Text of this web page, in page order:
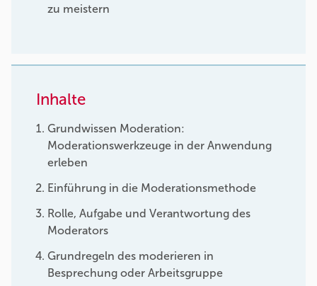
zu meistern
Inhalte
Grundwissen Moderation:
Moderationswerkzeuge in der Anwendung
erleben
Einführung in die Moderationsmethode
Rolle, Aufgabe und Verantwortung des
Moderators
Grundregeln des moderieren in
Besprechung oder Arbeitsgruppe